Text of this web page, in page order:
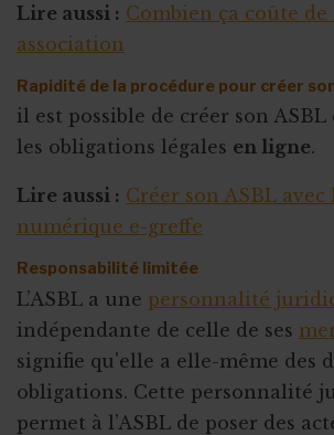
Lire aussi : Combien ça coûte
association
Rapidité de la procédure pour créer
il est possible de créer son
les obligations légales en ligne.
Lire aussi : Créer son ASBL
numérique e-greffe
Responsabilité limitée
L’ASBL a une personnalité
indépendante de celle de ses
signifie qu'elle a elle-même des
obligations. Cette personnalité
permet à l’ASBL de poser des